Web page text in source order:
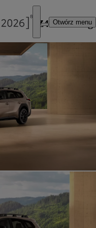
Otwórz menu
bZ4X Touring